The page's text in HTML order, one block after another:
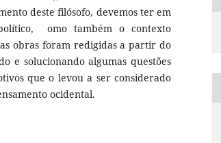
deste filósofo, devemos ter em
omo também o contexto
obras foram redigidas a partir do
e solucionando algumas questões
que o levou a ser considerado
ocidental.